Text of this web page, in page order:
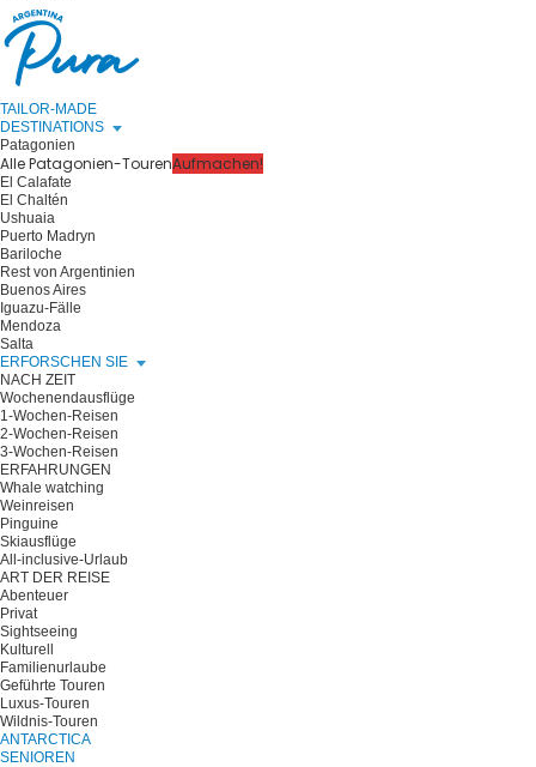
TAILOR-MADE
DESTINATIONS
Patagonien
Alle Patagonien-TourenAufmachen!
El Calafate
El Chaltén
Ushuaia
Puerto Madryn
Bariloche
Rest von Argentinien
Buenos Aires
Iguazu-Fälle
Mendoza
Salta
ERFORSCHEN SIE
NACH ZEIT
Wochenendausflüge
1-Wochen-Reisen
2-Wochen-Reisen
3-Wochen-Reisen
ERFAHRUNGEN
Whale watching
Weinreisen
Pinguine
Skiausflüge
All-inclusive-Urlaub
ART DER REISE
Abenteuer
Privat
Sightseeing
Kulturell
Familienurlaube
Geführte Touren
Luxus-Touren
Wildnis-Touren
ANTARCTICA
SENIOREN